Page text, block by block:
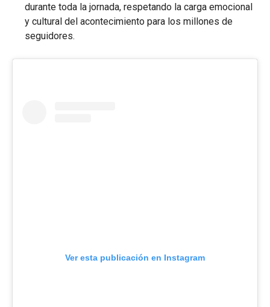
durante toda la jornada, respetando la carga emocional
y cultural del acontecimiento para los millones de
seguidores.
Ver esta publicación en Instagram